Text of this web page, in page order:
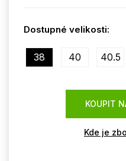
Dostupné velikosti:
38 40 40.5
KOUPIT
Kde je